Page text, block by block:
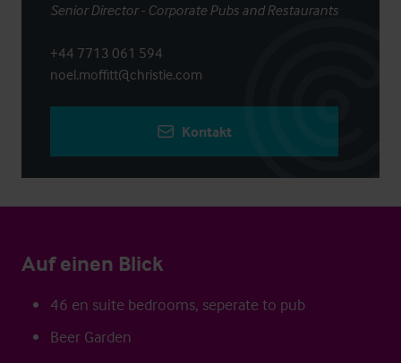
Senior Director - Corporate Pubs and Restaurants
+44 7713 061 594
noel.moffitt@christie.com
Kontakt
Auf einen Blick
46 en suite bedrooms, seperate to pub
Beer Garden